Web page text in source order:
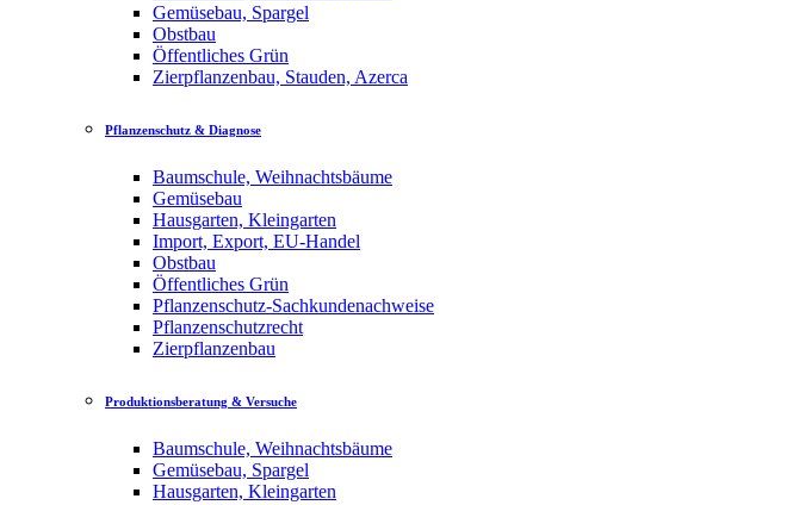
Gemüsebau, Spargel
Obstbau
Öffentliches Grün
Zierpflanzenbau, Stauden, Azerca
Pflanzenschutz & Diagnose
Baumschule, Weihnachtsbäume
Gemüsebau
Hausgarten, Kleingarten
Import, Export, EU-Handel
Obstbau
Öffentliches Grün
Pflanzenschutz-Sachkundenachweise
Pflanzenschutzrecht
Zierpflanzenbau
Produktionsberatung & Versuche
Baumschule, Weihnachtsbäume
Gemüsebau, Spargel
Hausgarten, Kleingarten